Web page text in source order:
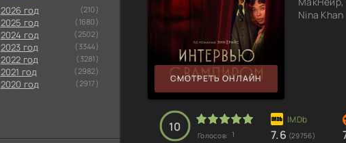
2026 год (210)
2025 год (1680)
2024 год (2502)
2023 год (3344)
2022 год (3281)
2021 год (2982)
2020 год (2917) СМОТРЕТЬ ОНЛАЙН
Nina Khan
10
Голосов: 1 7.6 (29756)